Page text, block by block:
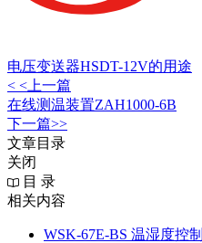
电压变送器HSDT-12V的用途
< <上一篇
在线测温装置ZAH1000-6B
下一篇>>
文章目录
关闭
目 录
相关内容
WSK-67E-BS 温湿度控